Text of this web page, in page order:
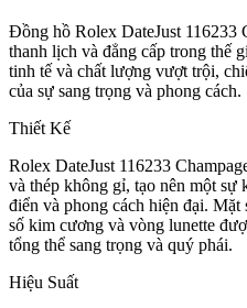
Đồng hồ Rolex DateJust 116233
thanh lịch và đẳng cấp trong thế
tinh tế và chất lượng vượt trội,
của sự sang trọng và phong cách.
Thiết Kế
Rolex DateJust 116233
và thép không gỉ, tạo nên một sự
điển và phong cách hiện đại.
số kim cương và vòng lunette
tổng thể sang trọng và quý phái.
Hiệu Suất